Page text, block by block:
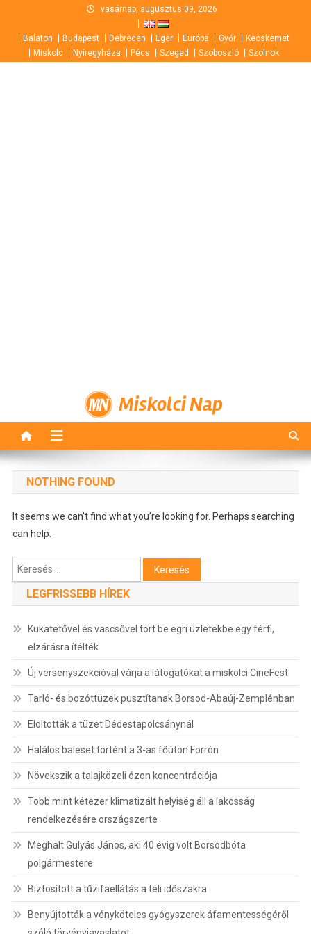
content
vasárnap, augusztus 09, 2026
Balaton Budapest Debrecen Eger Európa Győr
Kecskemét
Miskolc
Nyíregyháza Pécs Szeged Szoboszló Szolnok
Miskolci Nap
NOTHING FOUND
It seems we can’t find what you’re looking for. Perhaps searching
can help.
Keresés:
LEGFRISSEBB HÍREK
Kukatetővel és vascsővel tört be egri üzletekbe egy férfi,
elzárásra ítélték
Új versenyszekcióval várja a látogatókat a miskolci CineFest
Tarló- és bozóttüzek pusztítanak Borsod-Abaúj-Zemplénban
Eloltották a tüzet Dédestapolcsánynál
Halálos baleset történt a 3-as főúton Forrón
Növekszik a talajközeli ózon koncentrációja
Több mint kétezer klimatizált helyiség áll a lakosság
rendelkezésére országszerte
Meghalt Gulyás János, aki 40 évig volt Borsodbóta
polgármestere
Biztosított a tűzifaellátás a téli időszakra
Benyújtották a vényköteles gyógyszerek áfamentességéről